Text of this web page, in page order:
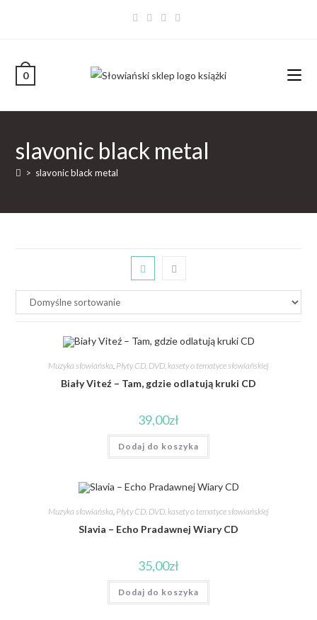
0
slavonic black metal
> slavonic black metal
Muzyka słowiańska, Płyty CD, DVD, kasety o tematyce słowiańskiej
Biały Viteź – Tam, gdzie odlatują kruki CD
39,00zł
Dodaj do koszyka
Muzyka słowiańska, Płyty CD, DVD, kasety o tematyce słowiańskiej
Slavia – Echo Pradawnej Wiary CD
35,00zł
Dodaj do koszyka